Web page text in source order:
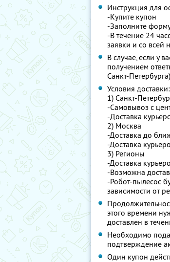
Инструкция для
-Купите купон
-Заполните
-В течение 24
заявки и со
В случае, если у
получением
Санкт-
Условия доставки:
1) Санкт-
-Самовывоз с
-Доставка
2) Москва
-Доставка до
-Доставка
3) Регионы
-Доставка
-Возможна
-Робот-пылесос
зависимости от
этого времени
доставлен в
Необходимо
подтверждение
Один купон